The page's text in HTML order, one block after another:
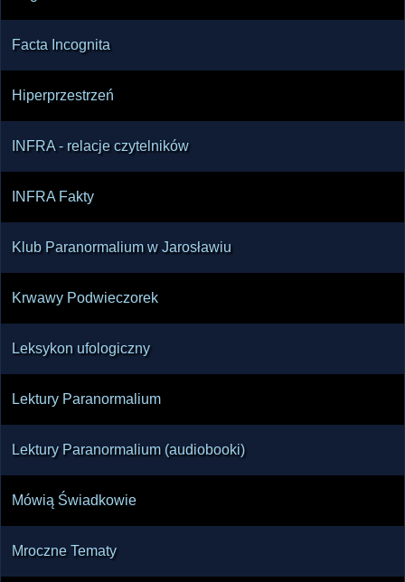
Facta Incognita
Hiperprzestrzeń
INFRA - relacje czytelników
INFRA Fakty
Klub Paranormalium w Jarosławiu
Krwawy Podwieczorek
Leksykon ufologiczny
Lektury Paranormalium
Lektury Paranormalium (audiobooki)
Mówią Świadkowie
Mroczne Tematy